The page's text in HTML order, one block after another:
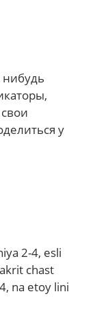
нибудь
у
2-4, esli
chast
na etoy lini